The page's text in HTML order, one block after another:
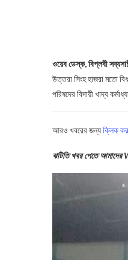
ওয়েব ডেস্ক, বিপ্লবী
উত্তরা সিংহ হাজরা মতো
পরিষদের বিদায়ী খাদ্য
আরও খবরের জন্যক্লিক
ঝটিতি খবর পেতে